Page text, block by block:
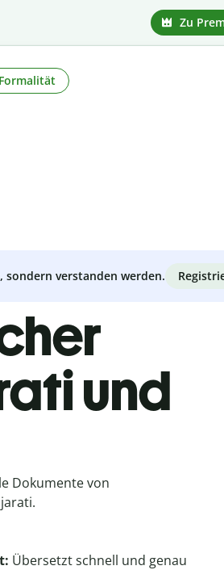
Zu
Formalität
verstanden werden.
und
Dokumente von
Übersetzt schnell und genau